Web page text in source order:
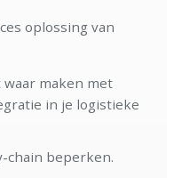
oplossing van
waar maken met
in je logistieke
chain beperken.